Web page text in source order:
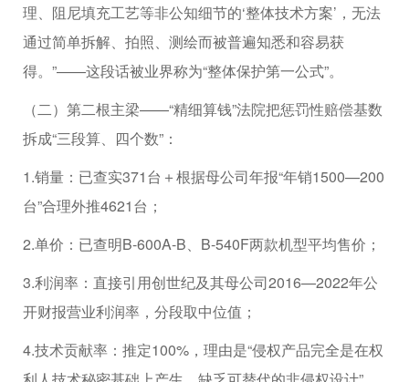
理、阻尼填充工艺等非公知细节的‘整体技术方案’，无法
通过简单拆解、拍照、测绘而被普遍知悉和容易获
得。”——这段话被业界称为“整体保护第一公式”。
（二）第二根主梁——“精细算钱”法院把惩罚性赔偿基数
拆成“三段算、四个数”：
1.销量：已查实371台＋根据母公司年报“年销1500—200
台”合理外推4621台；
2.单价：已查明B-600A-B、B-540F两款机型平均售价；
3.利润率：直接引用创世纪及其母公司2016—2022年公
开财报营业利润率，分段取中位值；
4.技术贡献率：推定100%，理由是“侵权产品完全是在权